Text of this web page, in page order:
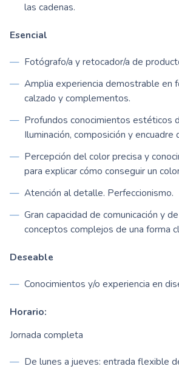
las cadenas.
Esencial
Fotógrafo/a y retocador/a de
Amplia experiencia demostrable en
calzado y complementos.
Profundos conocimientos estéticos
Iluminación, composición y
Percepción del color precisa y
para explicar cómo conseguir un
Atención al detalle. Perfeccionismo.
Gran capacidad de comunicación y
conceptos complejos de una forma
Deseable
Conocimientos y/o experiencia en
Horario:
Jornada completa
De lunes a jueves: entrada flexible